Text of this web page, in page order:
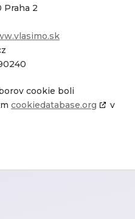
Praha 2
cookie boli
cookiedatabase.org
v